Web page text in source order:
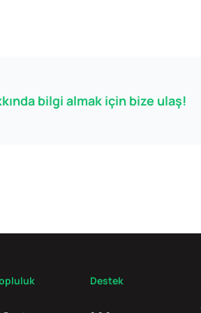
bilgi almak için bize ulaş!
Destek